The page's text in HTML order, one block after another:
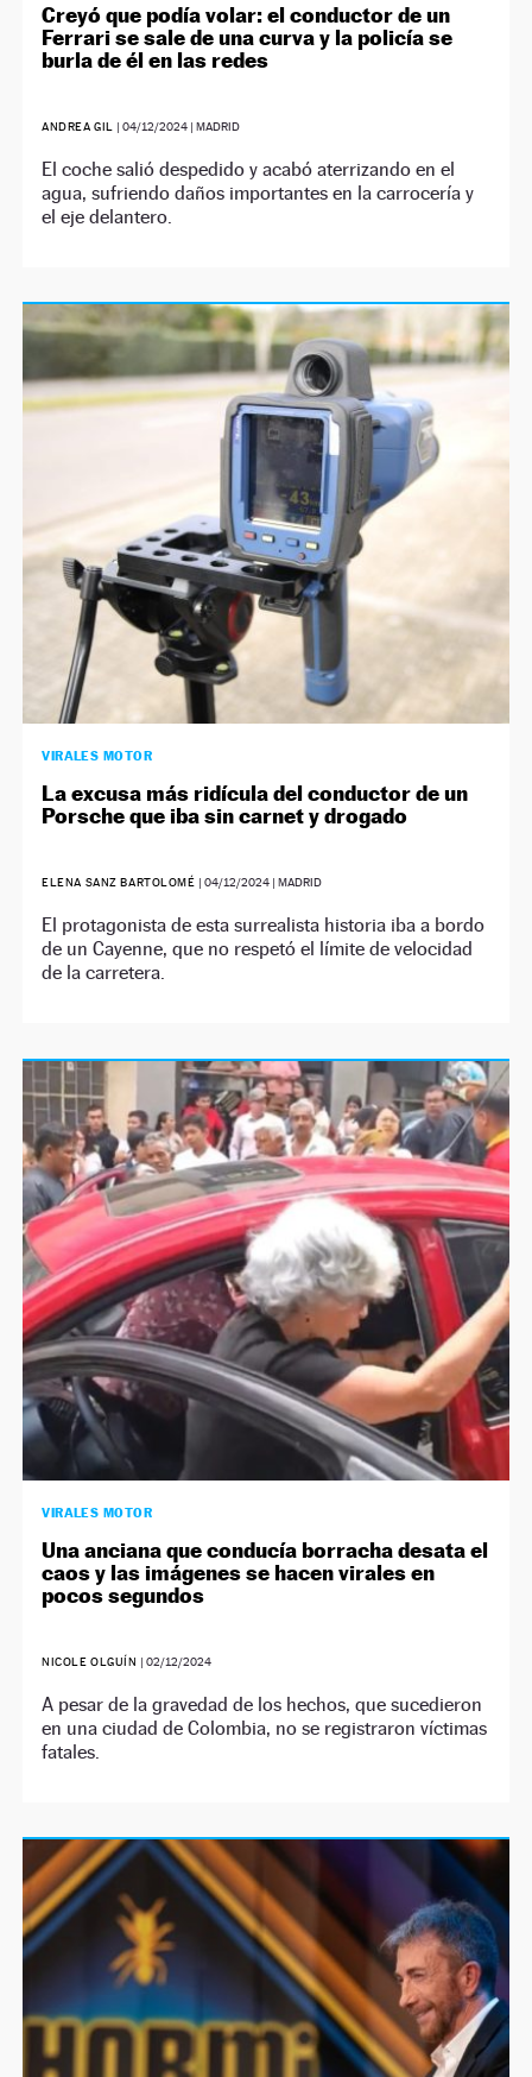
Creyó que podía volar: el conductor de un
Ferrari se sale de una curva y la policía se
burla de él en las redes
ANDREA GIL | 04/12/2024| MADRID
El coche salió despedido y acabó aterrizando en el
agua, sufriendo daños importantes en la carrocería y
el eje delantero.
VIRALES MOTOR
La excusa más ridícula del conductor de un
Porsche que iba sin carnet y drogado
ELENA SANZ BARTOLOMÉ | 04/12/2024| MADRID
El protagonista de esta surrealista historia iba a bordo
de un Cayenne, que no respetó el límite de velocidad
de la carretera.
VIRALES MOTOR
Una anciana que conducía borracha desata el
caos y las imágenes se hacen virales en
pocos segundos
NICOLE OLGUÍN | 02/12/2024
A pesar de la gravedad de los hechos, que sucedieron
en una ciudad de Colombia, no se registraron víctimas
fatales.